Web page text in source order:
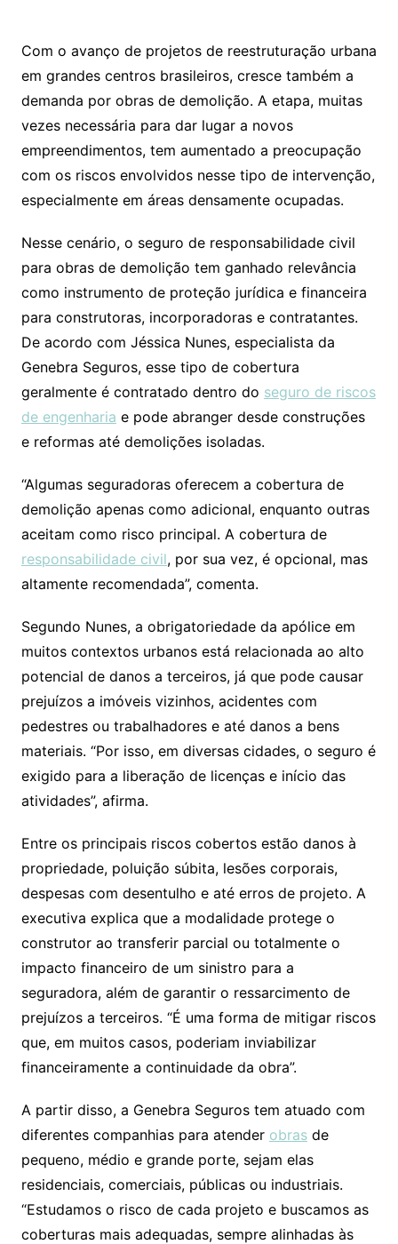
Com o avanço de projetos de reestruturação urbana
em grandes centros brasileiros, cresce também a
demanda por obras de demolição. A etapa, muitas
vezes necessária para dar lugar a novos
empreendimentos, tem aumentado a preocupação
com os riscos envolvidos nesse tipo de intervenção,
especialmente em áreas densamente ocupadas.
Nesse cenário, o seguro de responsabilidade civil
para obras de demolição tem ganhado relevância
como instrumento de proteção jurídica e financeira
para construtoras, incorporadoras e contratantes.
De acordo com Jéssica Nunes, especialista da
Genebra Seguros, esse tipo de cobertura
geralmente é contratado dentro do seguro de riscos
de engenharia e pode abranger desde construções
e reformas até demolições isoladas.
“Algumas seguradoras oferecem a cobertura de
demolição apenas como adicional, enquanto outras
aceitam como risco principal. A cobertura de
responsabilidade civil, por sua vez, é opcional, mas
altamente recomendada”, comenta.
Segundo Nunes, a obrigatoriedade da apólice em
muitos contextos urbanos está relacionada ao alto
potencial de danos a terceiros, já que pode causar
prejuízos a imóveis vizinhos, acidentes com
pedestres ou trabalhadores e até danos a bens
materiais. “Por isso, em diversas cidades, o seguro é
exigido para a liberação de licenças e início das
atividades”, afirma.
Entre os principais riscos cobertos estão danos à
propriedade, poluição súbita, lesões corporais,
despesas com desentulho e até erros de projeto. A
executiva explica que a modalidade protege o
construtor ao transferir parcial ou totalmente o
impacto financeiro de um sinistro para a
seguradora, além de garantir o ressarcimento de
prejuízos a terceiros. “É uma forma de mitigar riscos
que, em muitos casos, poderiam inviabilizar
financeiramente a continuidade da obra”.
A partir disso, a Genebra Seguros tem atuado com
diferentes companhias para atender obrasde
pequeno, médio e grande porte, sejam elas
residenciais, comerciais, públicas ou industriais.
“Estudamos o risco de cada projeto e buscamos as
coberturas mais adequadas, sempre alinhadas às